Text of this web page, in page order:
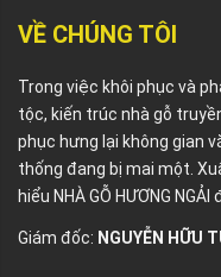
VỀ CHÚNG TÔI
Trong việc khôi phục và
tộc, kiến trúc nhà gỗ
phục hưng lại không gian
thống đang bị mai một.
hiểu NHÀ GỖ HƯƠNG
Giám đốc: NGUYỄN HỮU